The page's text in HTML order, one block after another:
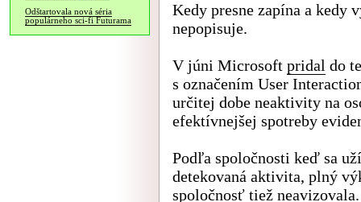
Odštartovala nová séria
populárneho sci-fi Futurama
Kedy presne zapína a kedy
nepopisuje.
V júni Microsoft pridal do
s označením User
určitej dobe neaktivity na
efektívnejšej spotreby
Podľa spoločnosti keď sa
detekovaná aktivita, plný
spoločnosť tiež neavizovala.